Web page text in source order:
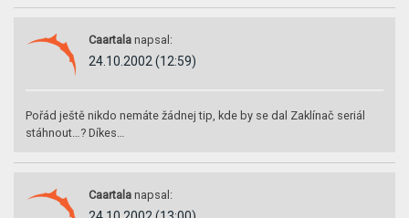
Caartala napsal:
24.10.2002 (12:59)
Pořád ještě nikdo nemáte žádnej tip, kde by se dal Zaklínač seriál
stáhnout…? Díkes…
Caartala napsal: